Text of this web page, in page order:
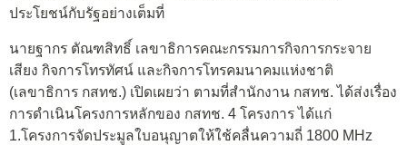
ประโยชน์กับรัฐอย่างเต็มที่
นายฐากร ตัณฑสิทธิ์ เลขาธิการคณะกรรมการกิจการกระจาย
เสียง กิจการโทรทัศน์ และกิจการโทรคมนาคมแห่งชาติ
(เลขาธิการ กสทช.) เปิดเผยว่า ตามที่สำนักงาน กสทช. ได้ส่งเรื่อง
การดำเนินโครงการหลักของ กสทช. 4 โครงการ ได้แก่
1.โครงการจัดประมูลใบอนุญาตให้ใช้คลื่นความถี่ 1800 MHz